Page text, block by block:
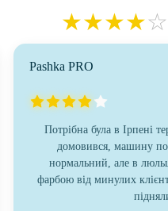
★★★★☆
Pashka PRO
Потрібна була в Ірпені
домовився, машину
нормальний, але в
фарбою від минулих